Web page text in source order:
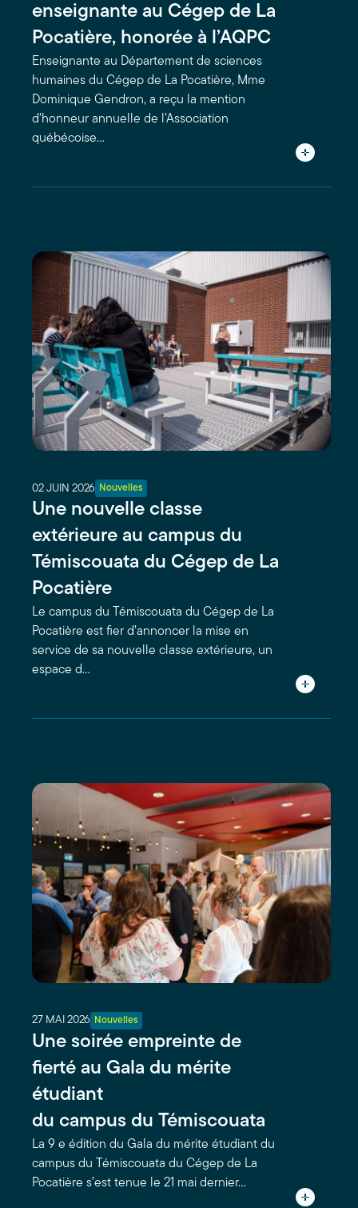
enseignante au Cégep de La
Pocatière, honorée à l’AQPC
Enseignante au Département de sciences
humaines du Cégep de La Pocatière, Mme
Dominique Gendron, a reçu la mention
d’honneur annuelle de l’Association
québécoise…
02 JUIN 2026 Nouvelles
Une nouvelle classe
extérieure au campus du
Témiscouata du Cégep de La
Pocatière
Le campus du Témiscouata du Cégep de La
Pocatière est fier d’annoncer la mise en
service de sa nouvelle classe extérieure, un
espace d…
27 MAI 2026 Nouvelles
Une soirée empreinte de
fierté au Gala du mérite
étudiant
du campus du Témiscouata
La 9 e édition du Gala du mérite étudiant du
campus du Témiscouata du Cégep de La
Pocatière s’est tenue le 21 mai dernier…